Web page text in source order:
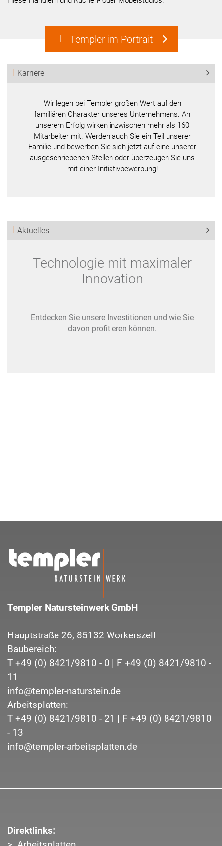
Templer im Portrait
Karriere
Wir legen bei Templer großen Wert auf den
familiären Charakter unseres Unternehmens. An
unserem Erfolg wirken inzwischen mehr als 160
Mitarbeiter mit. Werden auch Sie ein Teil unserer
Familie und bewerben Sie sich jetzt auf eine unserer
ausgeschriebenen Stellen oder überzeugen Sie uns
mit einer Initiativbewerbung!
Aktuelles
Technologie mit maximaler
Innovation
Entdecken Sie unsere Investitionen und wie Sie
davon profitieren können.
Templer Natursteinwerk GmbH
Hauptstraße 26, 85132 Workerszell
Baubereich:
T +49 (0) 8421/9810 - 0 | F +49 (0) 8421/9810 -
11
info@templer-naturstein.de
Arbeitsplatten:
T +49 (0) 8421/9810 - 21 | F +49 (0) 8421/9810
- 13
info@templer-arbeitsplatten.de
Direktlinks: